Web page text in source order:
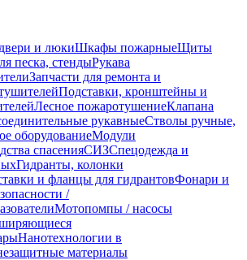
и люкиШкафы пожарныеЩиты
песка, стендыРукава
Запчасти для ремонта и
Подставки, кронштейны и
Лесное пожаротушениеКлапана
рукавныеСтволы ручные,
оборудованиеМодули
спасенияСИЗСпецодежда и
Гидранты, колонки
и фланцы для гидрантовФонари и
/
Мотопомпы / насосы
Нанотехнологии в
материалы